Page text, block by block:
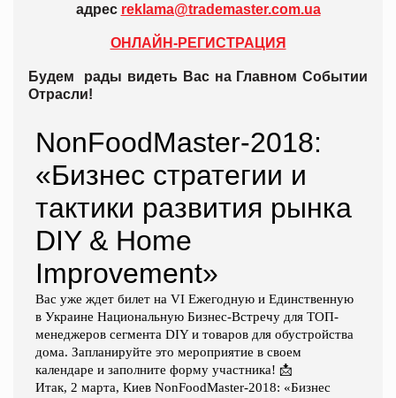
адрес reklama@trademaster.com.ua
ОНЛАЙН-РЕГИСТРАЦИЯ
Будем рады видеть Вас на Главном Событии
Отрасли!